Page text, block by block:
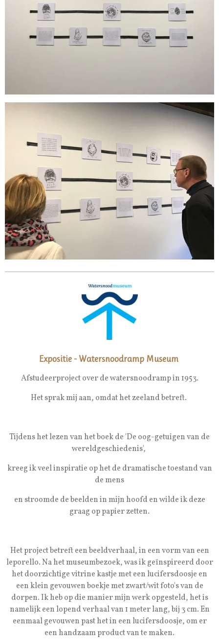
Expositie - Watersnoodramp Museum
Afstudeerproject over de watersnoodramp in 1953.
Het sprak mij aan, omdat het zeeland betreft.
Tijdens het lezen van het boek de 'De oog-getuigen van de
wereldgeschiedenis',
kreeg ik veel inspiratie op het de dramatische toestand van
de mens
en stroomde de beelden in mijn hoofd en wilde ik deze
graag op papier zetten.
Het project betreft een beeldverhaal, in een vorm van een
leporello. Na het museumbezoek, was ik geïnspireerd door
het doorzichtige vitrine kastje met een lucifersdoosje en
een klein gevouwen boekje met zwart/wit foto's van de
dorpen. Ik heb op die manier mijn werk opgesteld, het is
namelijk een lopend verhaal van 1 meter lang, bij 3 cm. En
eenmaal gevouwen past het in een lucifersdoosje, om er
een handzaam product van te maken.